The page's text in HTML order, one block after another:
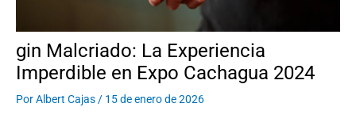
gin Malcriado: La Experiencia
Imperdible en Expo Cachagua 2024
PorAlbert Cajas/ 15 de enero de 2026